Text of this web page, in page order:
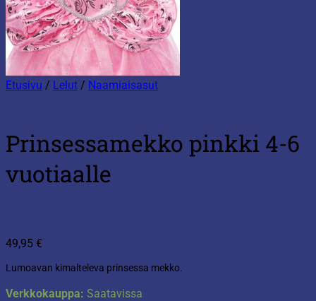
Etusivu / Lelut / Naamiaisasut
Prinsessamekko pinkki 4-6
vuotiaalle
49,95 €
Lumoavan kimalteleva prinsessa mekko.
Verkkokauppa: Saatavissa